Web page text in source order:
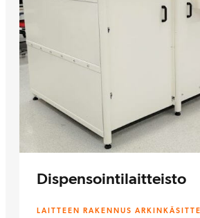
LAITTEEN RAKENNUS
Dispensointilaitteisto